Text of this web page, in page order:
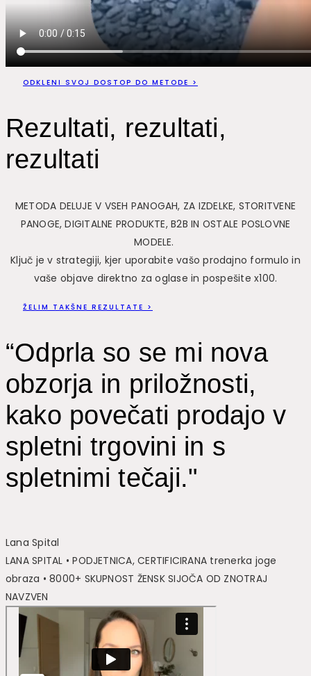
ODKLENI SVOJ DOSTOP DO METODE >
Rezultati, rezultati,
rezultati
METODA DELUJE V VSEH PANOGAH, ZA IZDELKE, STORITVENE
PANOGE, DIGITALNE PRODUKTE, B2B IN OSTALE POSLOVNE
MODELE.
Ključ je v strategiji, kjer uporabite vašo prodajno formulo in
vaše objave direktno za oglase in pospešite x100.
ŽELIM TAKŠNE REZULTATE >
“Odprla so se mi nova
obzorja in priložnosti,
kako povečati prodajo v
spletni trgovini in s
spletnimi tečaji."
Lana Spital
LANA SPITAL • PODJETNICA, CERTIFICIRANA trenerka joge
obraza • 8000+ SKUPNOST ŽENSK SIJOČA OD ZNOTRAJ
NAVZVEN